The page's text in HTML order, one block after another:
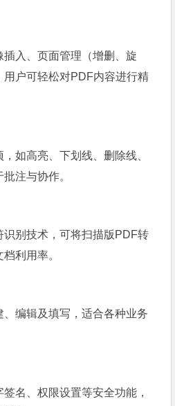
入、页面管理（增删、旋
户可轻松对PDF内容进行精
如高亮、下划线、删除线、
注与协作。
识别技术，可将扫描版PDF转
利用率。
编辑及填写，适合各种业务
名、权限设置等安全功能，